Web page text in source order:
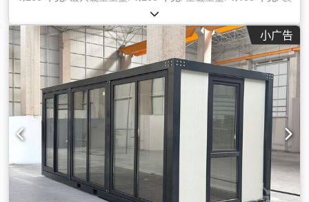
, 装载空间长度:
2,500 毫米, 机器/车辆编号:SUN-5,
小广告